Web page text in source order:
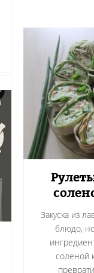
Закуска из
блюдо,
соленой